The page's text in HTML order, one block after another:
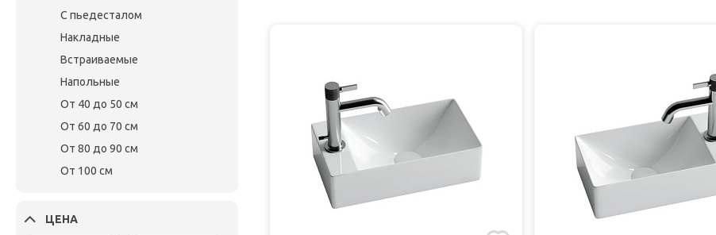
С пьедесталом
Накладные
Встраиваемые
Напольные
От 40 до 50 см
От 60 до 70 см
От 80 до 90 см
От 100 см
ЦЕНА